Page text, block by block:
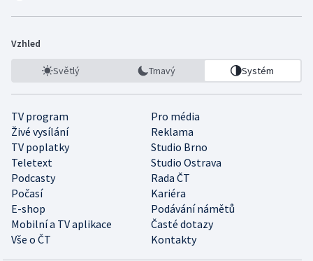
Vzhled
Světlý Tmavý Systém
TV program
Pro média
Živé vysílání
Reklama
TV poplatky
Studio Brno
Teletext
Studio Ostrava
Podcasty
Rada ČT
Počasí
Kariéra
E-shop
Podávání námětů
Mobilní a TV aplikace
Časté dotazy
Vše o ČT
Kontakty